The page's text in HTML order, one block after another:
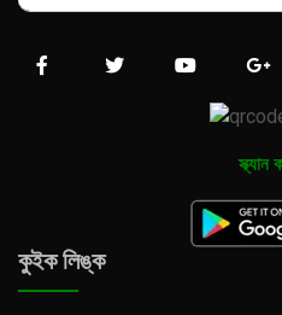
স্ক্যান
কুইক লিঙ্ক